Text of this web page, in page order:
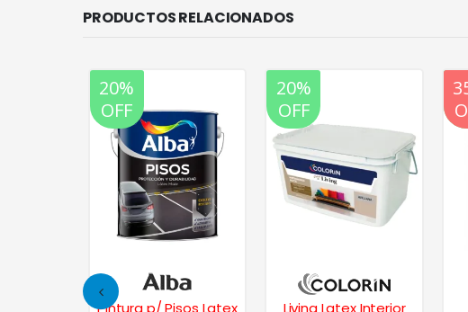
PRODUCTOS RELACIONADOS
20%
OFF
Pintura p/ Pisos Latex
20%
OFF
Living Latex Interior